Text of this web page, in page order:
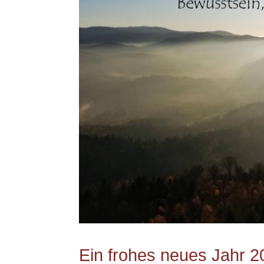
Ein frohes neues Jahr